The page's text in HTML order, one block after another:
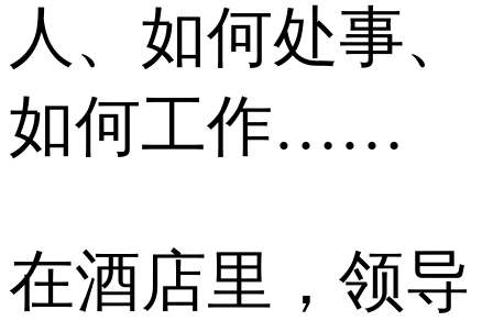
人、如何处事、
如何工作……
在酒店里，领导